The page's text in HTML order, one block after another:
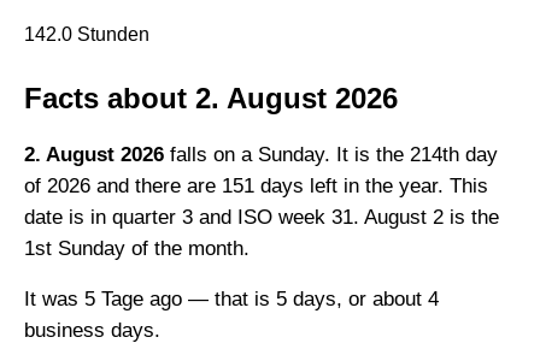
142.0 Stunden
Facts about 2. August 2026
2. August 2026 falls on a Sunday. It is the 214th day
of 2026 and there are 151 days left in the year. This
date is in quarter 3 and ISO week 31. August 2 is the
1st Sunday of the month.
It was 5 Tage ago — that is 5 days, or about 4
business days.